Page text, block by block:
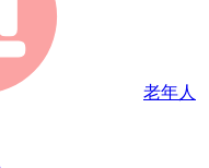
老年人